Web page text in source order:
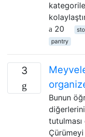
20
pantry
3
Bunun
tutulması